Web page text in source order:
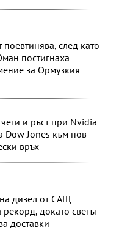
поевтинява, след като
постигнаха
за Ормузкия
и ръст при Nvidia
Dow Jones към нов
връх
дизел от САЩ
рекорд, докато светът
доставки